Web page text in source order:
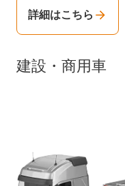
詳細はこちら
建設・商用車